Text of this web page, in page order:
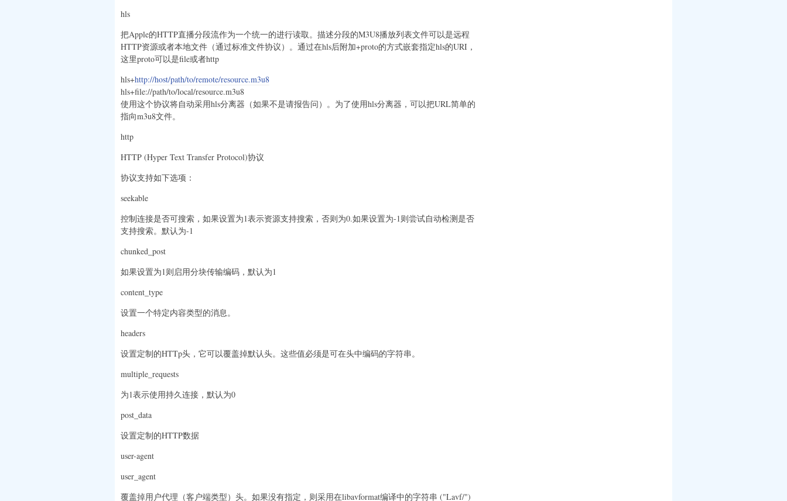
hls
把Apple的HTTP直播分段流作为一个统一的进行读取。描述分段的M3U8播放列表文件可以是远程
HTTP资源或者本地文件（通过标准文件协议）。通过在hls后附加+proto的方式嵌套指定hls的URI，
这里proto可以是file或者http
hls+http://host/path/to/remote/resource.m3u8
hls+file://path/to/local/resource.m3u8
使用这个协议将自动采用hls分离器（如果不是请报告问）。为了使用hls分离器，可以把URL简单的
指向m3u8文件。
http
HTTP (Hyper Text Transfer Protocol)协议
协议支持如下选项：
seekable
控制连接是否可搜索，如果设置为1表示资源支持搜索，否则为0.如果设置为-1则尝试自动检测是否
支持搜索。默认为-1
chunked_post
如果设置为1则启用分块传输编码，默认为1
content_type
设置一个特定内容类型的消息。
headers
设置定制的HTTp头，它可以覆盖掉默认头。这些值必须是可在头中编码的字符串。
multiple_requests
为1表示使用持久连接，默认为0
post_data
设置定制的HTTP数据
user-agent
user_agent
覆盖掉用户代理（客户端类型）头。如果没有指定，则采用在libavformat编译中的字符串 ("Lavf/")